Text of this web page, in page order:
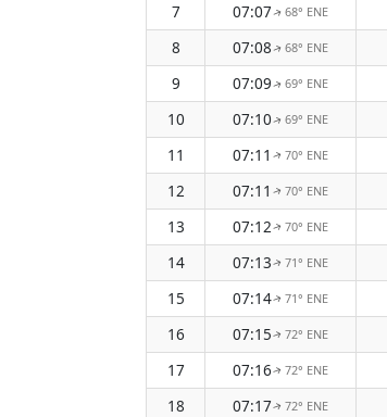
7
07:07↑68° ENE
8
07:08↑68° ENE
9
07:09↑69° ENE
10
07:10↑69° ENE
11
07:11 ↑70° ENE
12
07:11 ↑70° ENE
13
07:12↑70° ENE
14
07:13↑71° ENE
15
07:14↑71° ENE
16
07:15↑72° ENE
17
07:16↑72° ENE
18
07:17↑72° ENE